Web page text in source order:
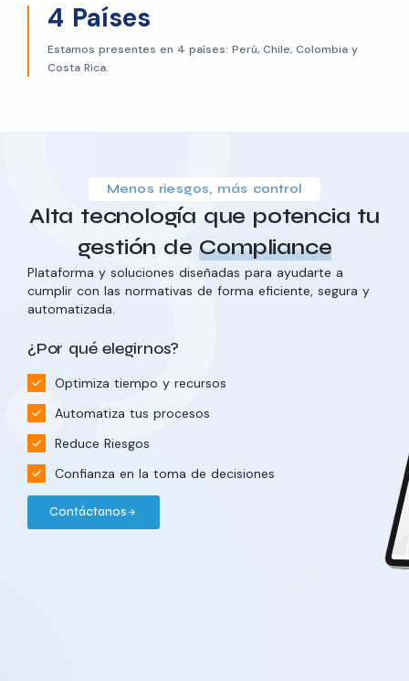
4 Países
Estamos presentes en 4 países: Perú, Chile, Colombia y
Costa Rica.
Menos riesgos, más control
Alta tecnología que potencia tu
gestión deCompliance
Plataforma y soluciones diseñadas para ayudarte a
cumplir con las normativas de forma eficiente, segura y
automatizada.
¿Por qué elegirnos?
Optimiza tiempo y recursos
Automatiza tus procesos
Reduce Riesgos
Confianza en la toma de decisiones
Contáctanos